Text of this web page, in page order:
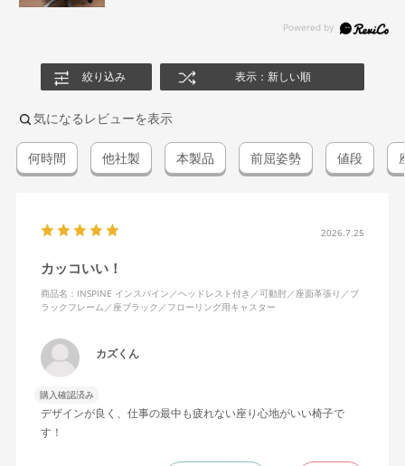
絞り込み 表示：新しい順
気になるレビューを表示
何時間 他社製 本製品 前屈姿勢 値段
2026.7.25
カッコいい！
商品名：INSPINE インスパイン／ヘッドレスト付き／可動肘／座面革張り／ブ
ラックフレーム／座ブラック／フローリング用キャスター
カズくん
購入確認済み
デザインが良く、仕事の最中も疲れない座り心地がいい椅子で
す！